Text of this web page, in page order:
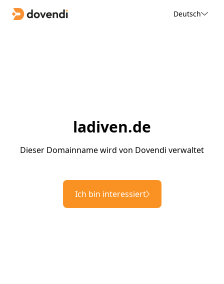
Deutsch
ladiven.de
Dieser Domainname wird von Dovendi verwaltet
Ich bin interessiert